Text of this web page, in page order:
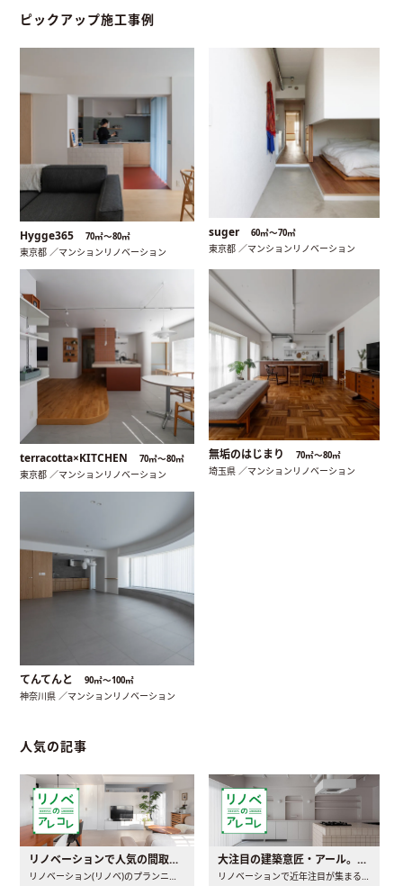
ピックアップ施工事例
Hygge365 70㎡〜80㎡
東京都 ／マンションリノベーション
suger 60㎡〜70㎡
東京都 ／マンションリノベーション
terracotta×KITCHEN 70㎡〜80㎡
東京都 ／マンションリノベーション
無垢のはじまり 70㎡〜80㎡
埼玉県 ／マンションリノベーション
てんてんと 90㎡〜100㎡
神奈川県 ／マンションリノベーション
人気の記事
リノベーションで人気の間取りとは？トレンドの間取りと実例を徹底解説
リノベーション(リノベ)のプランニングで一番最初に決めるのは..
大注目の建築意匠・アール。人気の理由と空間に取り入れるポイント
リノベーションで近年注目が集まる建築意匠の一つであるアール..